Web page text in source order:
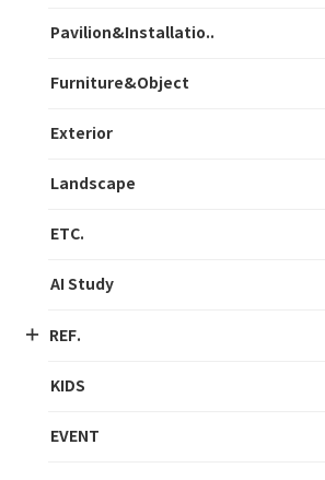
Pavilion&Installatio..
Furniture&Object
Exterior
Landscape
ETC.
AI Study
REF.
KIDS
EVENT